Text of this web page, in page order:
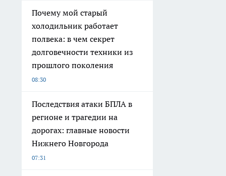
Почему мой старый
холодильник работает
полвека: в чем секрет
долговечности техники из
прошлого поколения
08:30
Последствия атаки БПЛА в
регионе и трагедии на
дорогах: главные новости
Нижнего Новгорода
07:31